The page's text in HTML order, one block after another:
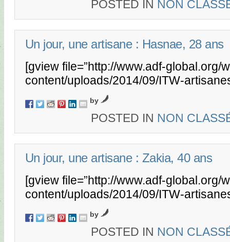
POSTED IN NON
Un jour, une artisane : Hasnae, 28 ans
[gview file=”http://www.adf-global.org/
content/uploads/2014/09/ITW-
by
POSTED IN NON
Un jour, une artisane : Zakia, 40 ans
[gview file=”http://www.adf-global.org/
content/uploads/2014/09/ITW-
by
POSTED IN NON